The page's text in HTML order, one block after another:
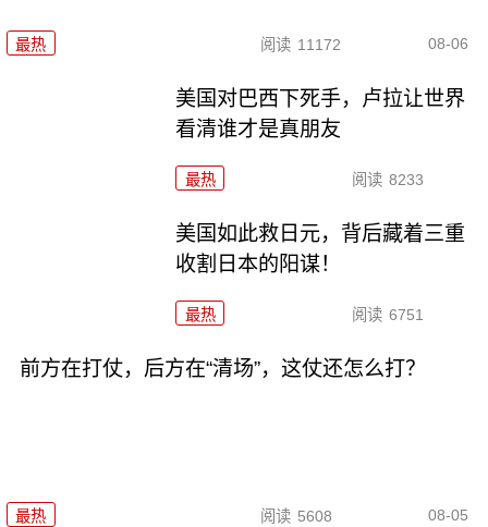
最热 阅读 11172 08-06
美国对巴西下死手，卢拉让世界
看清谁才是真朋友
最热 阅读 8233
美国如此救日元，背后藏着三重
收割日本的阳谋！
最热 阅读 6751
前方在打仗，后方在“清场”，这仗还怎么打？
最热 阅读 5608 08-05